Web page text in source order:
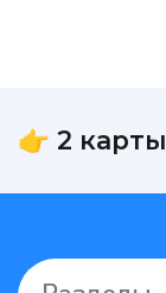
👉 2